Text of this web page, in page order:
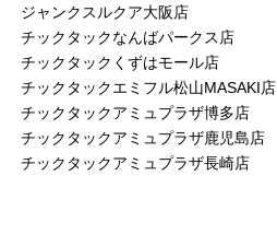
ジャンクスルクア大阪店
チックタックなんばパークス店
チックタックくずはモール店
チックタックエミフル松山MASAKI店
チックタックアミュプラザ博多店
チックタックアミュプラザ鹿児島店
チックタックアミュプラザ長崎店